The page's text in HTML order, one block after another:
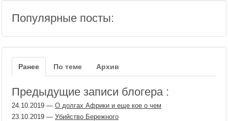
Популярные посты:
Ранее По теме Архив
Предыдущие записи блогера :
24.10.2019 — О долгах Африки и еще кое о чем
23.10.2019 — Убийство Бережного